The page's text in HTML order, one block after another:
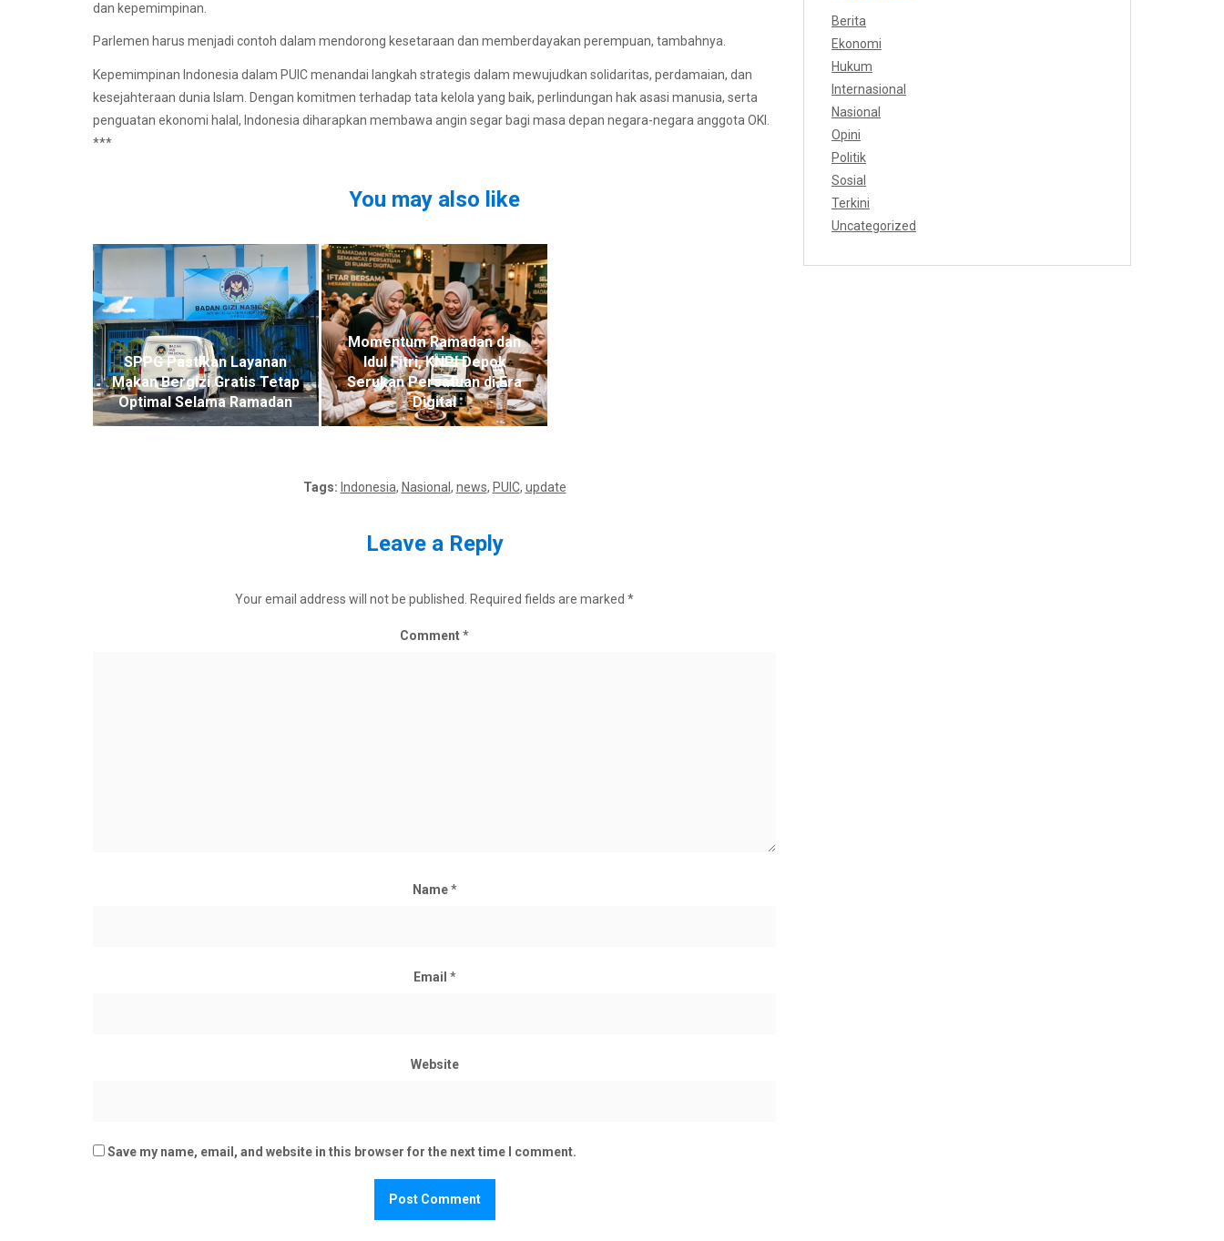
dan kepemimpinan.
Parlemen harus menjadi contoh dalam mendorong kesetaraan dan memberdayakan perempuan, tambahnya.
Kepemimpinan Indonesia dalam PUIC menandai langkah strategis dalam mewujudkan solidaritas, perdamaian, dan
kesejahteraan dunia Islam. Dengan komitmen terhadap tata kelola yang baik, perlindungan hak asasi manusia, serta
penguatan ekonomi halal, Indonesia diharapkan membawa angin segar bagi masa depan negara-negara anggota OKI.
***
You may also like
SPPG Pastikan Layanan
Makan Bergizi Gratis Tetap
Optimal Selama Ramadan
Momentum Ramadan dan
Idul Fitri, KNPI Depok
Serukan Persatuan di Era
Digital
Tags: Indonesia, Nasional , news, PUIC, update
Leave a Reply
Your email address will not be published. Required fields are marked *
Comment*
Name*
Email *
Website
Save my name, email, and website in this browser for the next time I comment.
Berita
Ekonomi
Hukum
Internasional
Nasional
Opini
Politik
Sosial
Terkini
Uncategorized